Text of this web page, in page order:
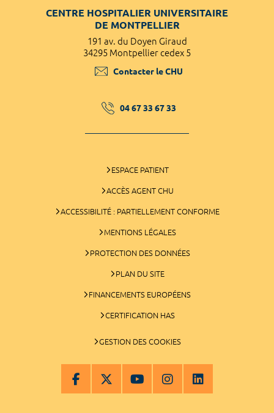
CENTRE HOSPITALIER UNIVERSITAIRE
DE MONTPELLIER
191 av. du Doyen Giraud
34295 Montpellier cedex 5
Contacter le CHU
04 67 33 67 33
ESPACE PATIENT
ACCÈS AGENT CHU
ACCESSIBILITÉ : PARTIELLEMENT CONFORME
MENTIONS LÉGALES
PROTECTION DES DONNÉES
PLAN DU SITE
FINANCEMENTS EUROPÉENS
CERTIFICATION HAS
GESTION DES COOKIES